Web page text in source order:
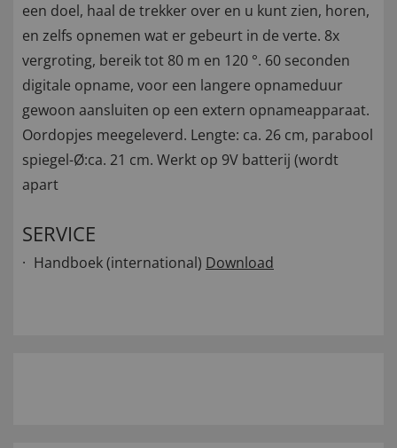
een doel, haal de trekker over en u kunt zien, horen,
en zelfs opnemen wat er gebeurt in de verte. 8x
vergroting, bereik tot 80 m en 120 °. 60 seconden
digitale opname, voor een langere opnameduur
gewoon aansluiten op een extern opnameapparaat.
Oordopjes meegeleverd. Lengte: ca. 26 cm, parabool
spiegel-Ø:ca. 21 cm. Werkt op 9V batterij (wordt
apart
SERVICE
Handboek (international) Download